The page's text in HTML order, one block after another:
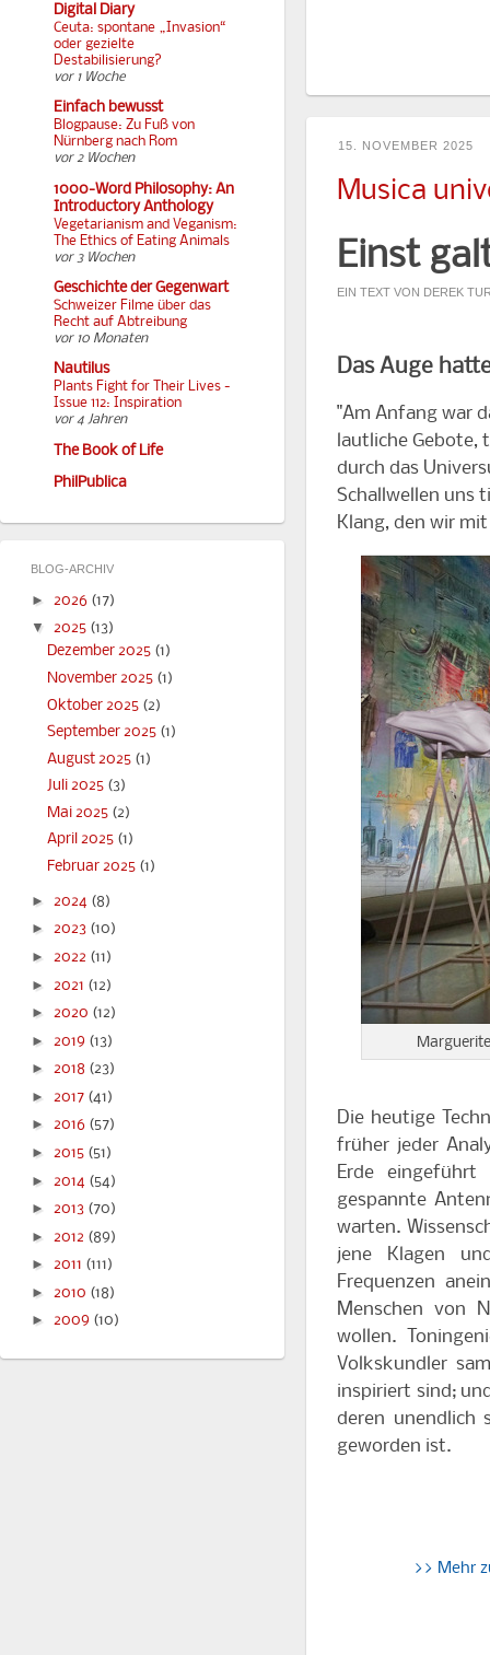
15. NOVEMBER 2025
Musica
Einst
EIN TEXT VON DEREK
Das Auge
"Am Anfang war
lautliche Gebote,
durch das
Schallwellen uns
Klang, den wir
Die heutige
früher jeder
Erde eingeführt
gespannte
warten.
jene Klagen
Frequenzen
Menschen von
wollen.
Volkskundler
inspiriert sind;
deren unendlich
geworden ist.
>> Mehr
Digital Diary
Ceuta: spontane „Invasion“
oder gezielte
Destabilisierung?
vor 1 Woche
Einfach bewusst
Blogpause: Zu Fuß von
Nürnberg nach Rom
vor 2 Wochen
1000-Word Philosophy: An
Introductory Anthology
Vegetarianism and Veganism:
The Ethics of Eating Animals
vor 3 Wochen
Geschichte der Gegenwart
Schweizer Filme über das
Recht auf Abtreibung
vor 10 Monaten
Nautilus
Plants Fight for Their Lives -
Issue 112: Inspiration
vor 4 Jahren
The Book of Life
PhilPublica
BLOG-ARCHIV
► 2026 (17)
▼ 2025 (13)
Dezember 2025 (1)
November 2025 (1)
Oktober 2025 (2)
September 2025 (1)
August 2025 (1)
Juli 2025 (3)
Mai 2025 (2)
April 2025 (1)
Februar 2025 (1)
► 2024 (8)
► 2023 (10)
► 2022 (11)
► 2021 (12)
► 2020 (12)
► 2019 (13)
► 2018 (23)
► 2017 (41)
► 2016 (57)
► 2015 (51)
► 2014 (54)
► 2013 (70)
► 2012 (89)
► 2011 (111)
► 2010 (18)
► 2009 (10)